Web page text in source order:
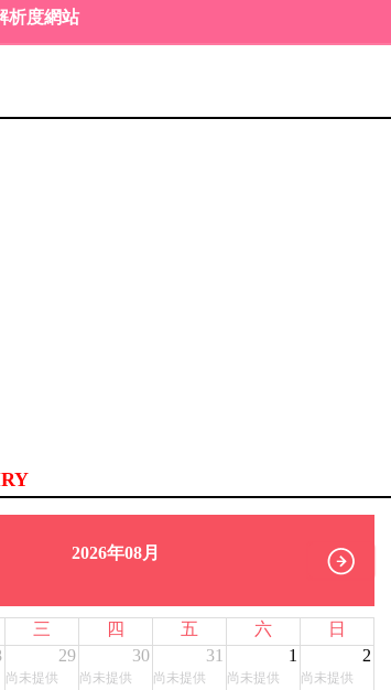
析度網站
2026年08月
三 四 五 六
日
29
尚未提供
30
尚未提供
31
尚未提供
1
尚未提供
2
尚未提供